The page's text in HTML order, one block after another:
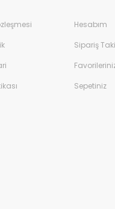
Hesabım
Sipariş
Sepetiniz